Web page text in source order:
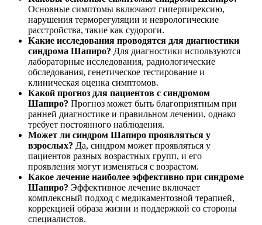
Основные симптомы включают гиперпирексию,
нарушения терморегуляции и неврологические
расстройства, такие как судороги.
Какие исследования проводятся для диагностики
синдрома Шапиро? Для диагностики используются
лабораторные исследования, радиологические
обследования, генетическое тестирование и
клиническая оценка симптомов.
Какой прогноз для пациентов с синдромом
Шапиро? Прогноз может быть благоприятным при
ранней диагностике и правильном лечении, однако
требует постоянного наблюдения.
Может ли синдром Шапиро проявляться у
взрослых? Да, синдром может проявляться у
пациентов разных возрастных групп, и его
проявления могут изменяться с возрастом.
Какое лечение наиболее эффективно при синдроме
Шапиро? Эффективное лечение включает
комплексный подход с медикаментозной терапией,
коррекцией образа жизни и поддержкой со стороны
специалистов.